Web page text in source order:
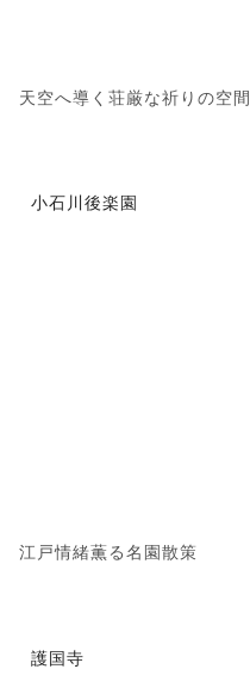
天空へ導く荘厳な祈りの空間
小石川後楽園
江戸情緒薫る名園散策
護国寺